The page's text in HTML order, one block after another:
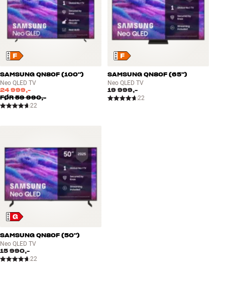
SAMSUNG QN80F (100")
Neo QLED TV
24 999,-
FØR59 990,-
22
SAMSUNG QN80F (65")
Neo QLED TV
19 999,-
22
SAMSUNG QN80F (50")
Neo QLED TV
15 990,-
22